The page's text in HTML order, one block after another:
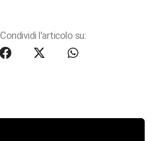
Condividi l'articolo su: